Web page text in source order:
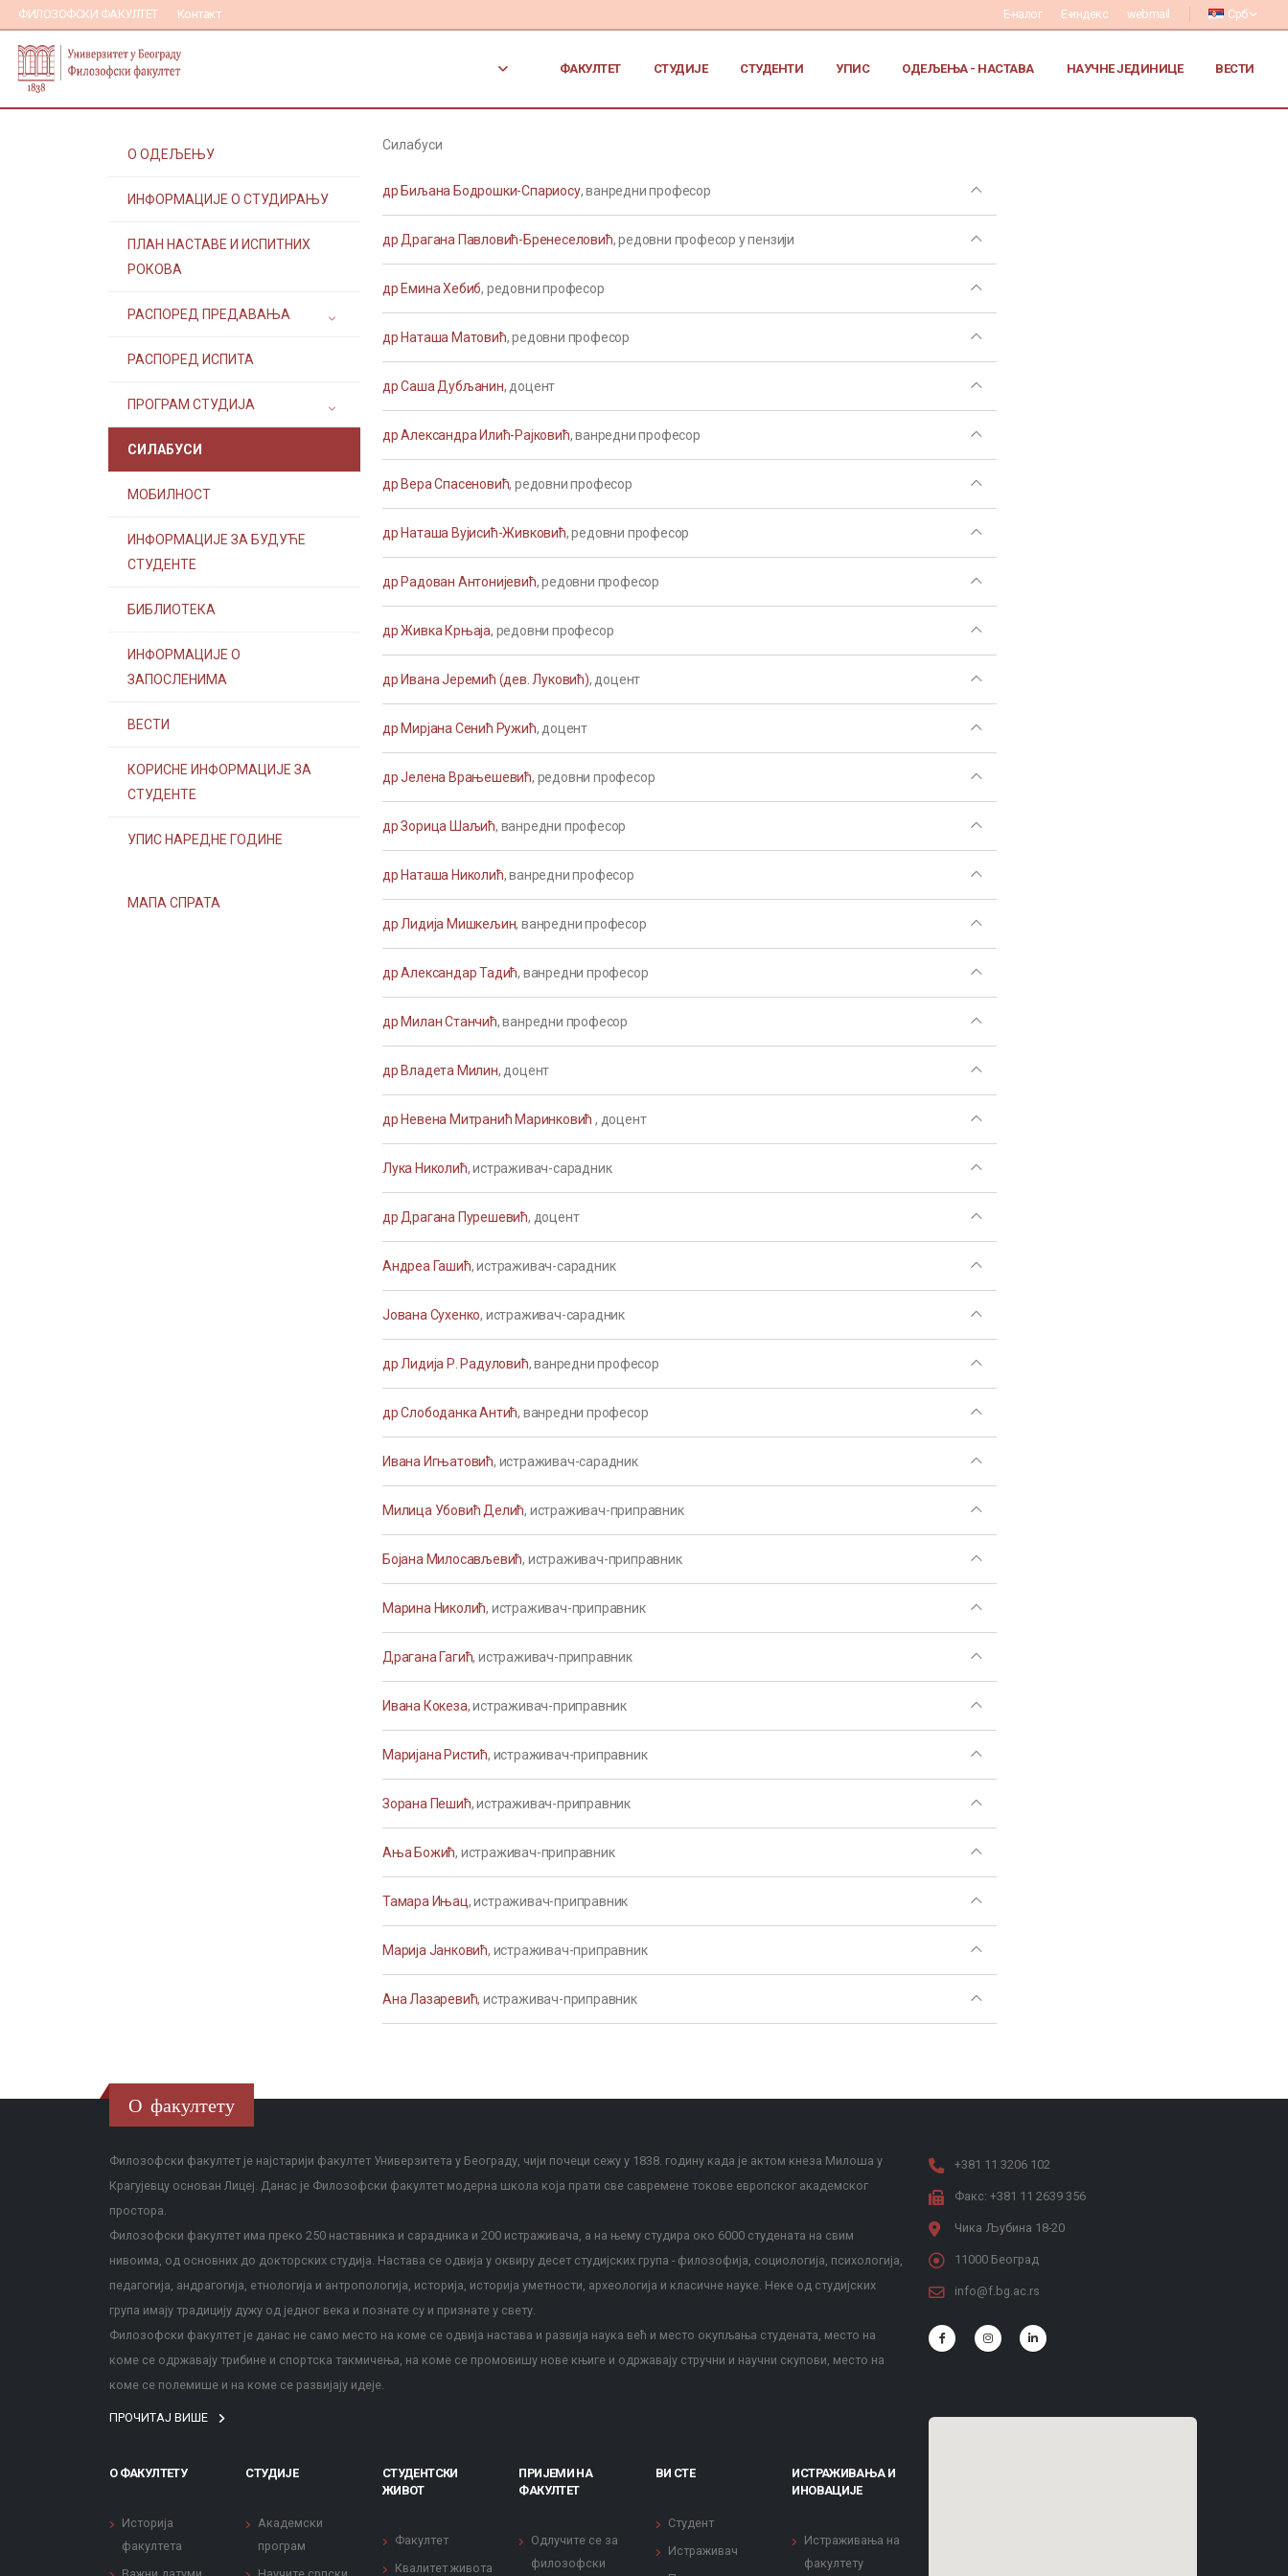
ФИЛОЗОФСКИ ФАКУЛТЕТ Контакт Е-налог Е-индекс webmail Срб
ФАКУЛТЕТ СТУДИЈЕ СТУДЕНТИ УПИС ОДЕЉЕЊА - НАСТАВА НАУЧНЕ ЈЕДИНИЦЕ ВЕСТИ
О ОДЕЉЕЊУ
ИНФОРМАЦИЈЕ О СТУДИРАЊУ
ПЛАН НАСТАВЕ И ИСПИТНИХ
РОКОВА
РАСПОРЕД ПРЕДАВАЊА
РАСПОРЕД ИСПИТА
ПРОГРАМ СТУДИЈА
СИЛАБУСИ
МОБИЛНОСТ
ИНФОРМАЦИЈЕ ЗА БУДУЋЕ
СТУДЕНТЕ
БИБЛИОТЕКА
ИНФОРМАЦИЈЕ О
ЗАПОСЛЕНИМА
ВЕСТИ
КОРИСНЕ ИНФОРМАЦИЈЕ ЗА
СТУДЕНТЕ
УПИС НАРЕДНЕ ГОДИНЕ
МАПА СПРАТА
Силабуси
др Биљана Бодрошки-Спариосу, ванредни професор
др Драгана Павловић-Бренеселовић, редовни професор у пензији
др Емина Хебиб, редовни професор
др Наташа Матовић, редовни професор
др Саша Дубљанин, доцент
др Александра Илић-Рајковић, ванредни професор
др Вера Спасеновић, редовни професор
др Наташа Вујисић-Живковић, редовни професор
др Радован Антонијевић, редовни професор
др Живка Крњаја, редовни професор
др Ивана Јеремић (дев. Луковић), доцент
др Мирјана Сенић Ружић, доцент
др Јелена Врањешевић, редовни професор
др Зорица Шаљић, ванредни професор
др Наташа Николић, ванредни професор
др Лидија Мишкељин, ванредни професор
др Александар Тадић, ванредни професор
др Милан Станчић, ванредни професор
др Владета Милин, доцент
др Невена Митранић Маринковић, доцент
Лука Николић, истраживач-сарадник
др Драгана Пурешевић, доцент
Андреа Гашић, истраживач-сарадник
Јована Сухенко, истраживач-сарадник
др Лидија Р. Радуловић, ванредни професор
др Слободанка Антић, ванредни професор
Ивана Игњатовић, истраживач-сарадник
Милица Убовић Делић, истраживач-приправник
Бојана Милосављевић, истраживач-приправник
Марина Николић, истраживач-приправник
Драгана Гагић, истраживач-приправник
Ивана Кокеза, истраживач-приправник
Маријана Ристић, истраживач-приправник
Зорана Пешић, истраживач-приправник
Ања Божић, истраживач-приправник
Тамара Ињац, истраживач-приправник
Марија Јанковић, истраживач-приправник
Ана Лазаревић, истраживач-приправник
О факултету
Филозофски факултет је најстарији факултет Универзитета у Београду, чији почеци сежу у 1838. годину када је актом кнеза Милоша у
Крагујевцу основан Лицеј. Данас је Филозофски факултет модерна школа која прати све савремене токове европског академског
простора.
Филозофски факултет има преко 250 наставника и сарадника и 200 истраживача, а на њему студира око 6000 студената на свим
нивоима, од основних до докторских студија. Настава се одвија у оквиру десет студијских група - филозофија, социологија, психологија,
педагогија, андрагогија, етнологија и антропологија, историја, историја уметности, археологија и класичне науке. Неке од студијских
група имају традицију дужу од једног века и познате су и признате у свету.
Филозофски факултет је данас не само место на коме се одвија настава и развија наука већ и место окупљања студената, место на
коме се одржавају трибине и спортска такмичења, на коме се промовишу нове књиге и одржавају стручни и научни скупови, место на
коме се полемише и на коме се развијају идеје.
ПРОЧИТАЈ ВИШЕ
О ФАКУЛТЕТУ
Историја
факултета
СТУДИЈЕ
Академски
програм
СТУДЕНТСКИ
ЖИВОТ
Факултет
Квалитет живота
ПРИЈЕМИ НА
ФАКУЛТЕТ
Одлучите се за
филозофски
ВИ СТЕ
Студент
Истраживач
ИСТРАЖИВАЊА И
ИНОВАЦИЈЕ
Истраживања на
факултету
+381 11 3206 102
Факс: +381 11 2639 356
Чика Љубина 18-20
11000 Београд
info@f.bg.ac.rs